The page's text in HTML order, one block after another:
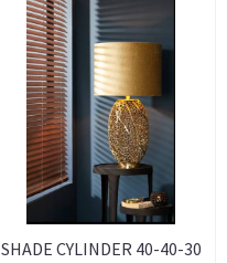
SHADE CYLINDER 40-40-30